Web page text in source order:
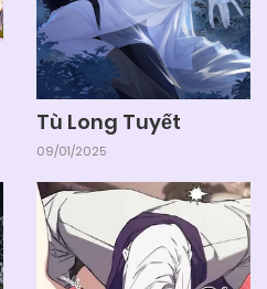
Tù Long Tuyết
09/01/2025